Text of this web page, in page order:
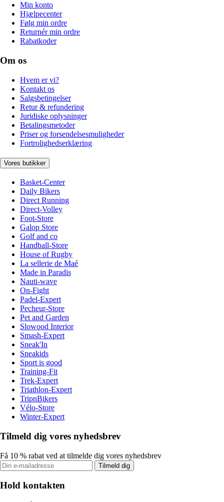
Min konto
Hjælpecenter
Følg min ordre
Returnér min ordre
Rabatkoder
Om os
Hvem er vi?
Kontakt os
Salgsbetingelser
Retur & refundering
Juridiske oplysninger
Betalingsmetoder
Priser og forsendelsesmuligheder
Fortrolighedserklæring
Vores butikker
Basket-Center
Daily Bikers
Direct Running
Direct-Volley
Foot-Store
Galop Store
Golf and co
Handball-Store
House of Rugby
La sellerie de Maé
Made in Paradis
Nauti-wave
On-Fight
Padel-Expert
Pecheur-Store
Pet and Garden
Slowood Interior
Smash-Expert
Sneak'In
Sneakids
Sport is good
Training-Fit
Trek-Expert
Triathlon-Expert
TripnBikers
Vélo-Store
Winter-Expert
Tilmeld dig vores nyhedsbrev
Få 10 % rabat ved at tilmelde dig vores nyhedsbrev
Tilmeld dig
Hold kontakten